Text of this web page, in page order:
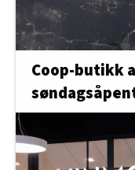
Coop-butikk